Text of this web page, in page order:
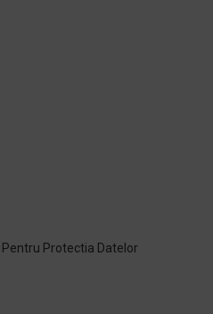
Pentru Protectia Datelor